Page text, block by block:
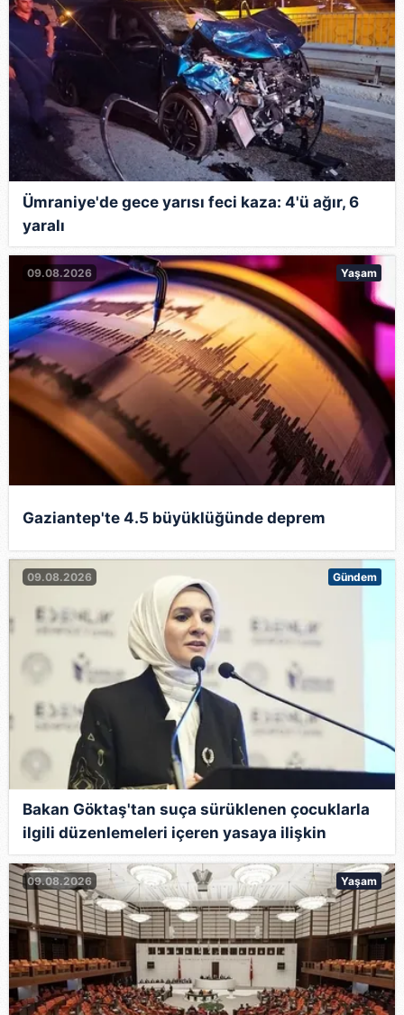
Ümraniye'de gece yarısı feci kaza: 4'ü ağır, 6
yaralı
09.08.2026 Yaşam
Gaziantep'te 4.5 büyüklüğünde deprem
09.08.2026 Gündem
Bakan Göktaş'tan suça sürüklenen çocuklarla
ilgili düzenlemeleri içeren yasaya ilişkin
paylaşım
09.08.2026 Yaşam